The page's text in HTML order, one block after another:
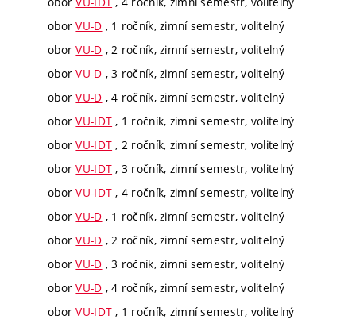
oborVU-D , 1 ročník, zimní semestr, volitelný
oborVU-D , 2 ročník, zimní semestr, volitelný
oborVU-D , 3 ročník, zimní semestr, volitelný
oborVU-D , 4 ročník, zimní semestr, volitelný
oborVU-IDT , 1 ročník, zimní semestr, volitelný
oborVU-IDT , 2 ročník, zimní semestr, volitelný
oborVU-IDT , 3 ročník, zimní semestr, volitelný
oborVU-IDT , 4 ročník, zimní semestr, volitelný
oborVU-D , 1 ročník, zimní semestr, volitelný
oborVU-D , 2 ročník, zimní semestr, volitelný
oborVU-D , 3 ročník, zimní semestr, volitelný
oborVU-D , 4 ročník, zimní semestr, volitelný
oborVU-IDT , 1 ročník, zimní semestr, volitelný